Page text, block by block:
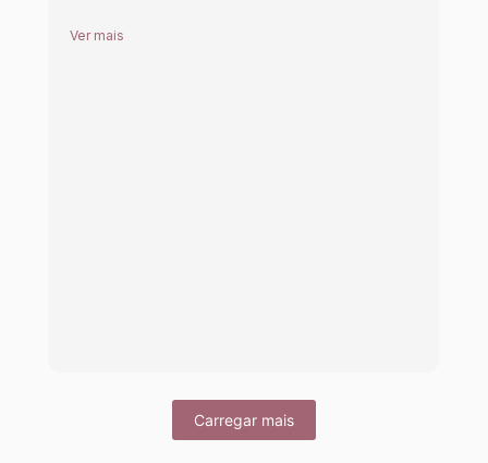
Ver mais
Carregar mais